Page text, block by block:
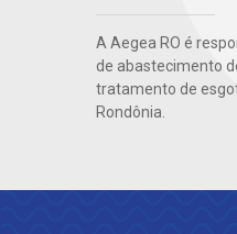
A Aegea RO é
de abastecimento
tratamento de
Rondônia.